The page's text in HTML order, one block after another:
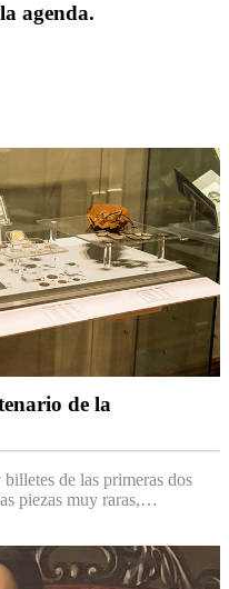
agenda.
de la
de las primeras dos
piezas muy raras,…